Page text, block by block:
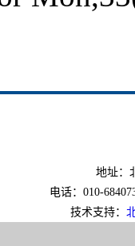
地址：
电话：010-
技术支持：